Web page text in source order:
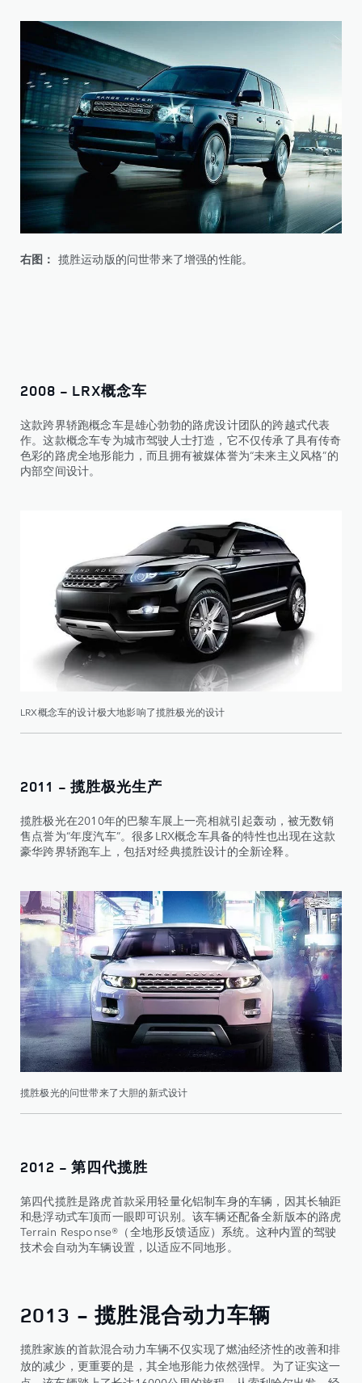
右图： 揽胜运动版的问世带来了增强的性能。
2008 - LRX概念车
这款跨界轿跑概念车是雄心勃勃的路虎设计团队的跨越式代表
作。这款概念车专为城市驾驶人士打造，它不仅传承了具有传奇
色彩的路虎全地形能力，而且拥有被媒体誉为“未来主义风格”的
内部空间设计。
LRX概念车的设计极大地影响了揽胜极光的设计
2011 - 揽胜极光生产
揽胜极光在2010年的巴黎车展上一亮相就引起轰动，被无数销
售点誉为“年度汽车”。很多LRX概念车具备的特性也出现在这款
豪华跨界轿跑车上，包括对经典揽胜设计的全新诠释。
揽胜极光的问世带来了大胆的新式设计
2012 - 第四代揽胜
第四代揽胜是路虎首款采用轻量化铝制车身的车辆，因其长轴距
和悬浮动式车顶而一眼即可识别。该车辆还配备全新版本的路虎
Terrain Response®（全地形反馈适应）系统。这种内置的驾驶
技术会自动为车辆设置，以适应不同地形。
2013 - 揽胜混合动力车辆
揽胜家族的首款混合动力车辆不仅实现了燃油经济性的改善和排
放的减少，更重要的是，其全地形能力依然强悍。为了证实这一